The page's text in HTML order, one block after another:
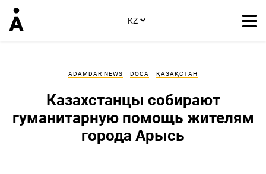
KZ
ADAMDAR NEWS DOCA ҚАЗАҚСТАН
Казахстанцы собирают
гуманитарную помощь жителям
города Арысь